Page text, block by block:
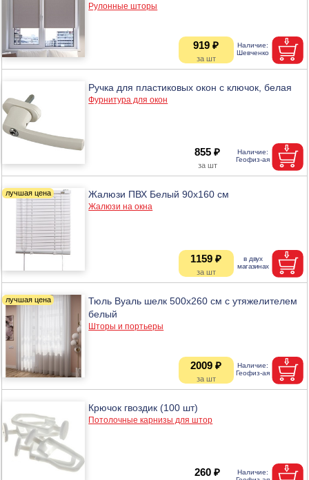
Рулонные шторы
919 ₽
Ручка для пластиковых окон с ключок, белая
Фурнитура для окон
855 ₽
Жалюзи ПВХ Белый 90х160 см
Жалюзи на окна
1159 ₽
Тюль Вуаль шелк 500х260 см с утяжелителем
белый
Шторы и портьеры
2009 ₽
Крючок гвоздик (100 шт)
Потолочные карнизы для штор
260 ₽